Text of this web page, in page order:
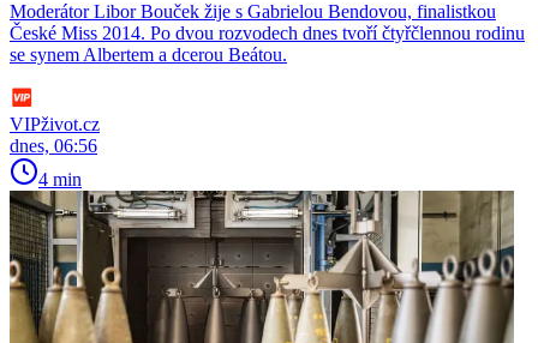
Moderátor Libor Bouček žije s Gabrielou Bendovou, finalistkou
České Miss 2014. Po dvou rozvodech dnes tvoří čtyřčlennou rodinu
se synem Albertem a dcerou Beátou.
VIPživot.cz
dnes, 06:56
4 min